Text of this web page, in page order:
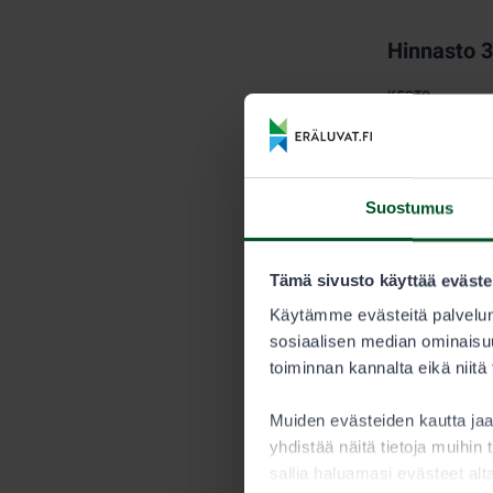
Suostumus
Tämä sivusto käyttää
Käytämme evästeitä
sosiaalisen median
toiminnan kannalta eikä
Muiden evästeiden kautta
yhdistää näitä tietoja muihin
sallia haluamasi evästeet
Hinnasto
KESTO
myytävien
saavutetaan.
Metsästäjän
Alle 15-